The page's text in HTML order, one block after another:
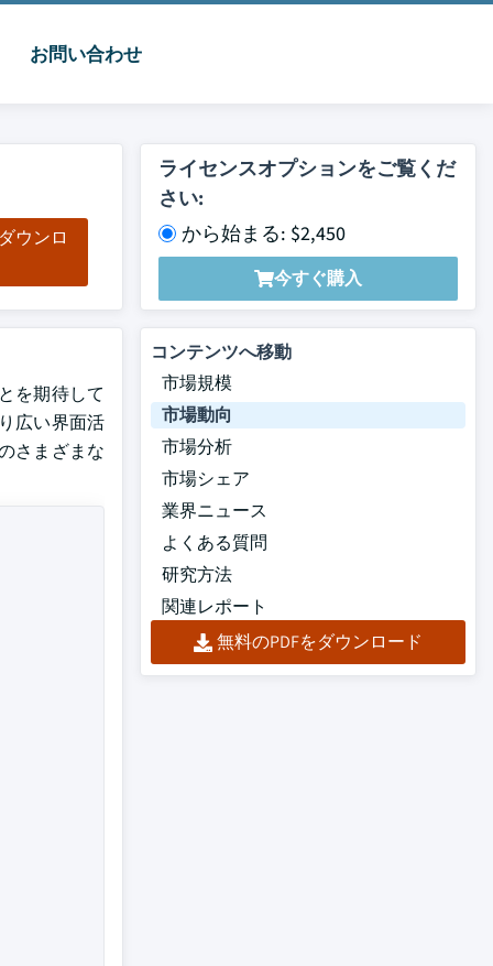
お問い合わせ
ウンロ
ライセンスオプションをご覧くだ
さい:
から始まる: $2,450
今すぐ購入
を期待して
広い界面活
さまざまな
コンテンツへ移動
市場規模
市場動向
市場分析
市場シェア
業界ニュース
よくある質問
研究方法
関連レポート
無料のPDFをダウンロード